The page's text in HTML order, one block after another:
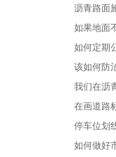
沥青路面
如果地面
如何定期
该如何防
我们在沥
在画道路
停车位划
如何做好